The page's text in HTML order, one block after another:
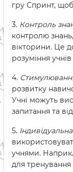
гру Спринт,
3. Контроль
контролю
вікторини. Це
розуміння
4.
розвитку
Учні можуть
запитання та
5.
учнями.
для тренування